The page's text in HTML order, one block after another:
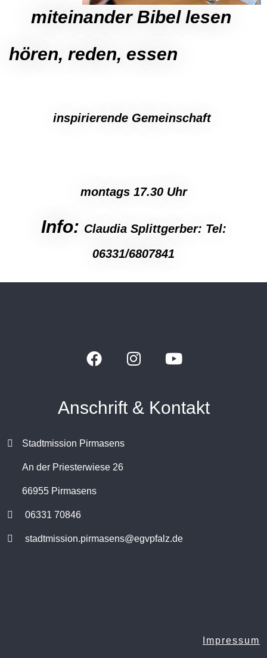
miteinander Bibel lesen
hören, reden, essen
inspirierende Gemeinschaft
montags 17.30 Uhr
Info: Claudia Splittgerber: Tel:
06331/6807841
Anschrift & Kontakt
Stadtmission Pirmasens
An der Priesterwiese 26
66955 Pirmasens
06331 70846
stadtmission.pirmasens@egvpfalz.de
Impressum